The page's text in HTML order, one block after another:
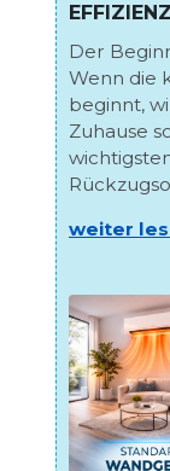
EFFIZIENZ
Der
Wenn die
beginnt,
Zuhause
weiter